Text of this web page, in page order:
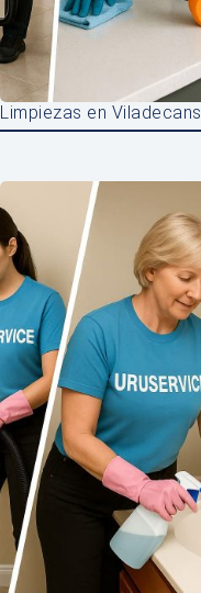
Limpiezas en Viladecans